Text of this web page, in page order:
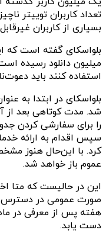
تعداد کاربران توییتر
بسیاری از کاربران
بلواسکای گفته است که
میلیون دانلود رسیده
استفاده کنند باید
بلواسکای در ابتدا به
شد. مدت کوتاهی بعد از
را برای سفارشی کردن
سپس اقدام به ارائه
کرد. با این‌حال هنوز
عموم باز خواهد شد.
این در حالیست که متا
صورت عمومی در دسترس
دست یابد.